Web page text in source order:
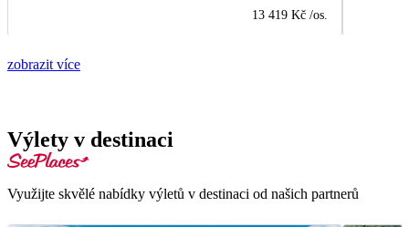
13 419 Kč /os.
zobrazit více
Výlety v destinaci
Využijte skvělé nabídky výletů v destinaci od našich partnerů